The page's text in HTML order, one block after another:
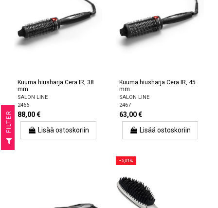
Kuuma hiusharja Cera IR, 38
mm
SALON LINE
2466
88,00 €
Lisää ostoskoriin
Kuuma hiusharja Cera IR, 45
mm
SALON LINE
2467
63,00 €
Lisää ostoskoriin
−5,01%
R